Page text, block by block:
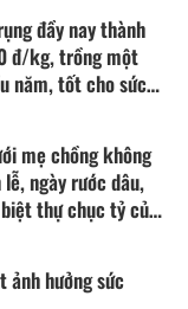
đầy nay thành
đ/kg, trồng một
năm, tốt cho sức
mẹ chồng không
ngày rước dâu,
thự chục tỷ của
ảnh hưởng sức